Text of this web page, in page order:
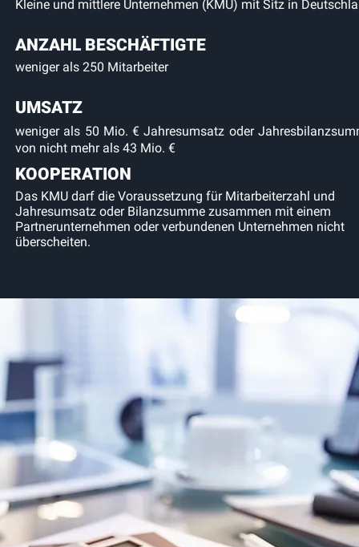
Kleine und mittlere Unternehmen (KMU) mit Sitz in
ANZAHL BESCHÄFTIGTE
weniger als 250 Mitarbeiter
UMSATZ
weniger als 50 Mio. € Jahresumsatz oder
von nicht mehr als 43 Mio. €
KOOPERATION
Das KMU darf die Voraussetzung für Mitarbeiterzahl und
Jahresumsatz oder Bilanzsumme zusammen mit einem
Partnerunternehmen oder verbundenen Unternehmen nicht
überscheiten.